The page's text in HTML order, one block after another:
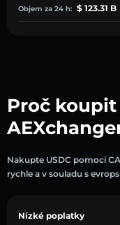
Objem za 24 h: $ 123.31 B
Proč koupit
Nakupte USDC pomocí
rychle a v souladu s
Nízké poplatky